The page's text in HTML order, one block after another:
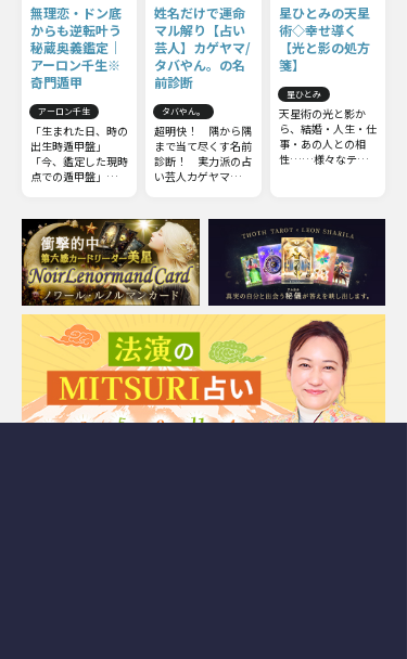
無理恋・ドン底
からも逆転叶う
秘蔵奥義鑑定｜
アーロン千生※
奇門遁甲
アーロン千生
「生まれた日、時の
出生時遁甲盤」
「今、鑑定した現時
点での遁甲盤」「恋
盤」「人生の流れや
方向性の長期的な流
れを知る遁甲盤」
等、叶えたい願いに
対してどんなアプロ
ーチが最適なのか、
成就の最短ルートが
わかります。
姓名だけで運命
マル解り【占い
芸人】カゲヤマ/
タバやん。の名
前診断
タバやん。
超明快！ 隅から隅
まで当て尽くす名前
診断！ 実力派の占
い芸人カゲヤマ・タ
丁寧にお伝えしま
す。
星ひとみの天星
術◇幸せ導く
【光と影の処方
箋】
星ひとみ
天星術の光と影か
ら、結婚・人生・仕
事・あの人との相
性……様々なテー
らに運命を切り開
き、幸せな未来を手
に入れましょう。